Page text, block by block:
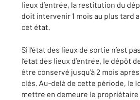
lieux d’entrée, la restitution du
doit intervenir 1 mois au plus tard
cet état.
Si l’état des lieux de sortie n’est
l’état des lieux d’entrée, le dépôt
être conservé jusqu’à 2 mois
clés. Au-delà de cette période, le
mettre en demeure le